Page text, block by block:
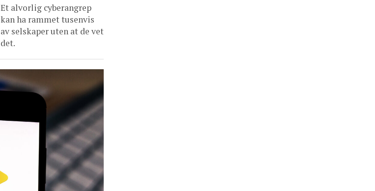
Et alvorlig cyberangrep
kan ha rammet tusenvis
av selskaper uten at de vet
det.